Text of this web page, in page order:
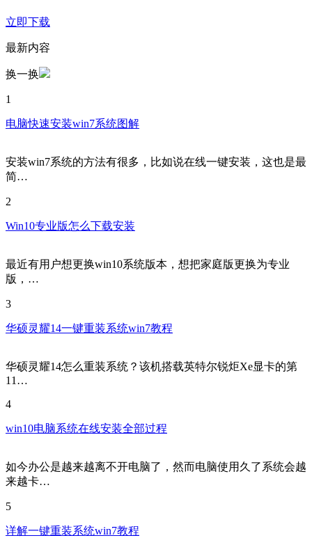
立即下载
最新内容
换一换
1
电脑快速安装win7系统图解
安装win7系统的方法有很多，比如说在线一键安装，这也是最
简…
2
Win10专业版怎么下载安装
最近有用户想更换win10系统版本，想把家庭版更换为专业
版，…
3
华硕灵耀14一键重装系统win7教程
华硕灵耀14怎么重装系统？该机搭载英特尔锐炬Xe显卡的第
11…
4
win10电脑系统在线安装全部过程
如今办公是越来越离不开电脑了，然而电脑使用久了系统会越
来越卡…
5
详解一键重装系统win7教程